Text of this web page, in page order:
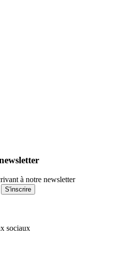
à notre newsletter
S'inscrire
sociaux